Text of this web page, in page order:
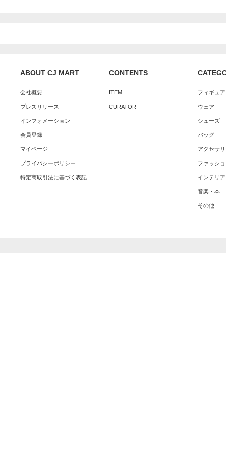
ABOUT CJ MART
会社概要
プレスリリース
インフォメーション
会員登録
マイページ
プライバシーポリシー
特定商取引法に基づく表記
CONTENTS
ITEM
CURATOR
フィギュ
ウェア
シューズ
バッグ
アクセサ
ファッシ
インテリア
音楽・本
その他